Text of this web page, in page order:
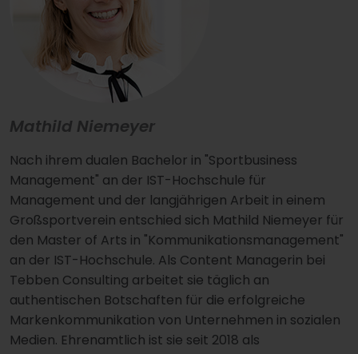
Mathild Niemeyer
Nach ihrem dualen Bachelor in "Sportbusiness
Management" an der IST-Hochschule für
Management und der langjährigen Arbeit in einem
Großsportverein entschied sich Mathild Niemeyer für
den Master of Arts in "Kommunikationsmanagement"
an der IST-Hochschule. Als Content Managerin bei
Tebben Consulting arbeitet sie täglich an
authentischen Botschaften für die erfolgreiche
Markenkommunikation von Unternehmen in sozialen
Medien. Ehrenamtlich ist sie seit 2018 als